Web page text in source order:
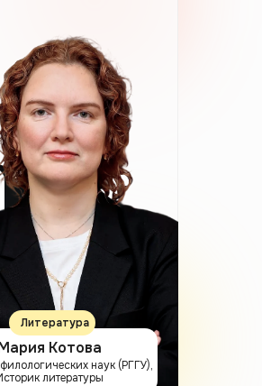
Котова
наук (РГГУ),
литературы
Литература